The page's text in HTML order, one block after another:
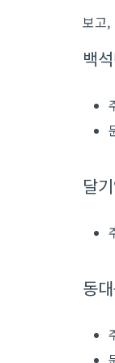
보고,
백
달
동